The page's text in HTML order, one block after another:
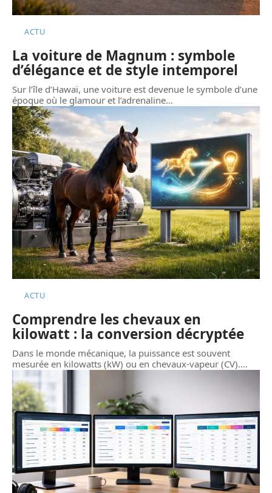
ACTU
La voiture de Magnum : symbole
d’élégance et de style intemporel
Sur l’île d’Hawaï, une voiture est devenue le symbole d’une
époque où le glamour et l’adrenaline…
ACTU
Comprendre les chevaux en
kilowatt : la conversion décryptée
Dans le monde mécanique, la puissance est souvent
mesurée en kilowatts (kW) ou en chevaux-vapeur (CV).…